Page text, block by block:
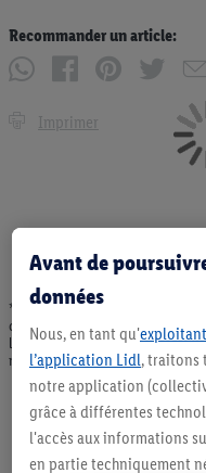
Recommander un article:
Imprimer
* Offres valables dans la limite des
quantités usuelles pour un
l'objet de la publicité, notamment
notre assortiment de produits
Avant de
données
Nous, en tant qu'
l’application Lidl, traitons
notre application
grâce à différentes
l'accès aux informations
en partie techniquement